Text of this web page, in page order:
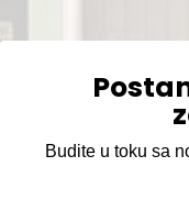
Budite u toku sa